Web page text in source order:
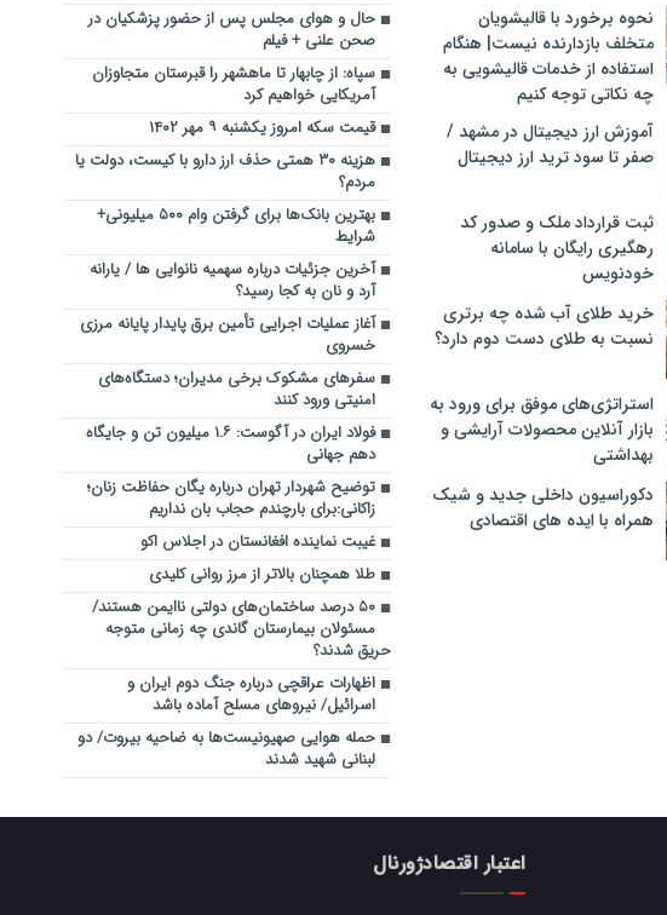
نحوه برخورد با قالیشویان
متخلف بازدارنده نیست| هنگام
استفاده از خدمات قالیشویی به
چه نکاتی توجه کنیم
آموزش ارز دیجیتال در مشهد /
صفر تا سود ترید ارز دیجیتال
ثبت قرارداد ملک و صدور کد
رهگیری رایگان با سامانه
خودنویس
خرید طلای آب شده چه برتری
نسبت به طلای دست دوم دارد؟
استراتژی‌های موفق برای ورود به
بازار آنلاین محصولات آرایشی و
بهداشتی
دکوراسیون داخلی جدید و شیک
همراه با ایده های اقتصادی
حال و هوای مجلس پس از حضور پزشکیان در
صحن علنی + فیلم
سپاه: از چابهار تا ماهشهر را قبرستان متجاوزان
آمریکایی خواهیم کرد
قیمت سکه امروز یکشنبه ۹ مهر ۱۴۰۲
هزینه ۳۰ همتی حذف ارز دارو با کیست، دولت یا
مردم؟
بهترین بانک‌ها برای گرفتن وام ۵۰۰ میلیونی+
شرایط
آخرین جزئیات درباره سهمیه نانوایی ها / یارانه
آرد و نان به کجا رسید؟
آغاز عملیات اجرایی تأمین برق پایدار پایانه مرزی
خسروی
سفرهای مشکوک برخی مدیران؛ دستگاه‌های
امنیتی ورود کنند
فولاد ایران در آگوست: ۱.۶ میلیون تن و جایگاه
دهم جهانی
توضیح شهردار تهران درباره یگان حفاظت زنان؛
زاکانی:‌برای بارچندم حجاب بان نداریم
غیبت نماینده افغانستان در اجلاس اکو
طلا همچنان بالاتر از مرز روانی کلیدی
۵۰ درصد ساختمان‌های دولتی ناایمن هستند/
مسئولان بیمارستان گاندی چه زمانی متوجه
حریق شدند؟
اظهارات عراقچی درباره جنگ دوم ایران و
اسرائیل/ نیروهای مسلح آماده باشد
حمله هوایی صهیونیست‌ها به ضاحیه بیروت/ دو
لبنانی شهید شدند
اعتبار اقتصادژورنال